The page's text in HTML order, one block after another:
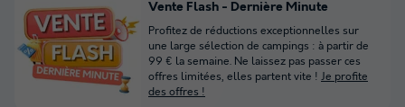
Vente Flash - Dernière Minute
Profitez de réductions exceptionnelles sur
une large sélection de campings : à partir de
99 € la semaine. Ne laissez pas passer ces
offres limitées, elles partent vite ! Je profite
des offres !